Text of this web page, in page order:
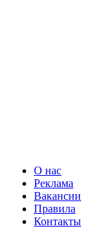
О нас
Реклама
Вакансии
Правила
Контакты